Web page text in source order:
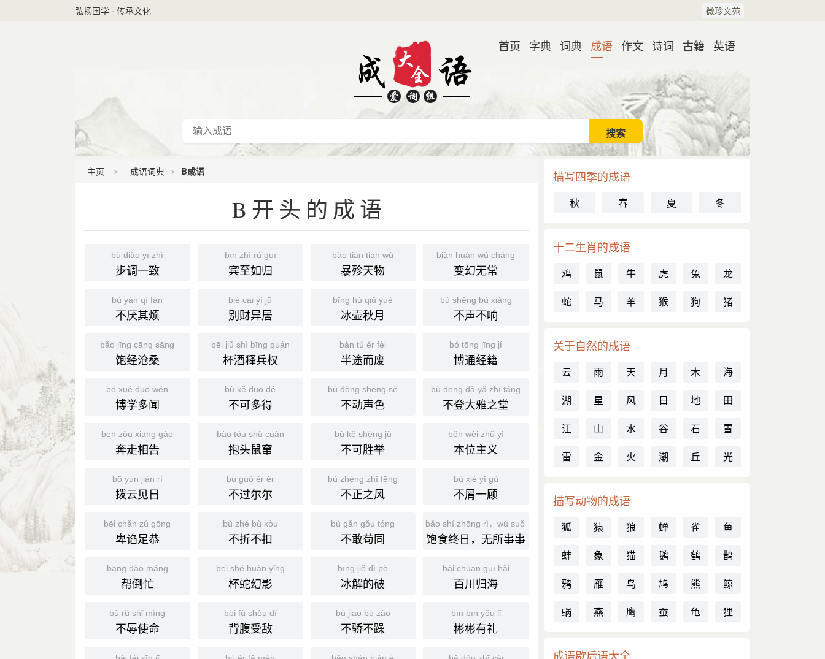
弘扬国学 · 传承文化 微珍文苑
首页 字典 词典 成语 作文 诗词 古籍 英语
主页 成语词典 B成语
B开头的成语
bù diào yī zhì
步调一致
bīn zhì rú guī
宾至如归
bào tiǎn tiān wù
暴殄天物
biàn huàn wú cháng
变幻无常
bù yàn qí fán
不厌其烦
bié cái yì jū
别财异居
bīng hú qiū yuè
冰壶秋月
bù shēng bù xiǎng
不声不响
bǎo jīng cāng sāng
饱经沧桑
bēi jiǔ shì bīng quán
杯酒释兵权
bàn tú ér fèi
半途而废
bó tōng jīng jí
博通经籍
bó xué duō wén
博学多闻
bù kě duō dé
不可多得
bù dòng shēng sè
不动声色
bù dēng dà yǎ zhī táng
不登大雅之堂
bēn zǒu xiāng gào
奔走相告
bào tóu shǔ cuàn
抱头鼠窜
bù kě shèng jǔ
不可胜举
běn wèi zhǔ yì
本位主义
bō yún jiàn rì
拨云见日
bù guò ěr ěr
不过尔尔
bù zhèng zhī fēng
不正之风
bù xiè yī gù
不屑一顾
bēi chǎn zú gōng
卑谄足恭
bù zhé bù kòu
不折不扣
bù gǎn gǒu tóng
不敢苟同
bǎo shí zhōng rì，wú suǒ shì shì
饱食终日，无所事事
bāng dào máng
帮倒忙
bēi shé huàn yǐng
杯蛇幻影
bīng jiě dì pò
冰解的破
bǎi chuān guī hǎi
百川归海
bù rǔ shǐ mìng
不辱使命
bèi fù shòu dí
背腹受敌
bù jiāo bù zào
不骄不躁
bīn bīn yǒu lǐ
彬彬有礼
描写四季的成语
秋 春 夏 冬
十二生肖的成语
鸡 鼠 牛 虎 兔
龙
蛇
马 羊 猴 狗 猪
关于自然的成语
云 雨 天 月 木
海
湖
星 风 日 地
田
江
山 水 谷 石
雪
雷
金 火 潮 丘 光
描写动物的成语
狐 猿 狼 蝉 雀
鱼
蚌
象 猫 鹅 鹤
鹊
鸦
雁 鸟 鸠 熊
鲸
蜗
燕 鹰 蚕 龟 狸
成语歇后语大全